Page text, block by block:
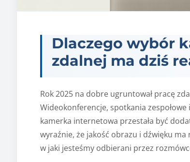
Dlaczego wybór
zdalnej ma dziś
Rok 2025 na dobre ugruntował pracę
Wideokonferencje, spotkania
kamerka internetowa przestała być
wyraźnie, że jakość obrazu i dźwięku
w jaki jesteśmy odbierani przez